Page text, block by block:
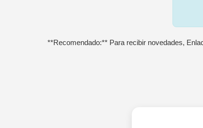
**Recomendado:** Para recibir novedades,